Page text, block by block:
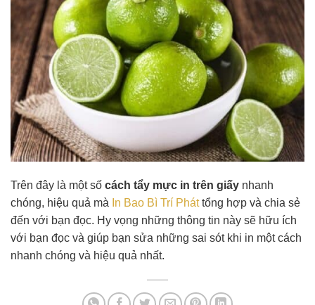
Trên đây là một số cách tẩy mực in trên giấy nhanh
chóng, hiệu quả mà In Bao Bì Trí Pháttổng hợp và chia sẻ
đến với bạn đọc. Hy vọng những thông tin này sẽ hữu ích
với bạn đọc và giúp bạn sửa những sai sót khi in một cách
nhanh chóng và hiệu quả nhất.